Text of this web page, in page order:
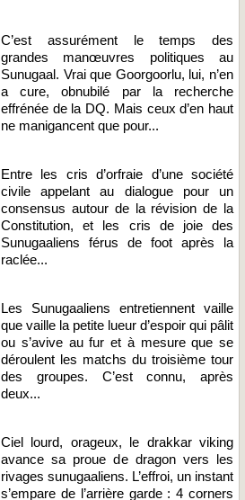
C’est assurément le temps des
grandes manœuvres politiques au
Sunugaal. Vrai que Goorgoorlu, lui, n’en
a cure, obnubilé par la recherche
effrénée de la DQ. Mais ceux d’en haut
ne manigancent que pour...
Entre les cris d’orfraie d’une société
civile appelant au dialogue pour un
consensus autour de la révision de la
Constitution, et les cris de joie des
Sunugaaliens férus de foot après la
raclée...
Les Sunugaaliens entretiennent vaille
que vaille la petite lueur d’espoir qui pâlit
ou s’avive au fur et à mesure que se
déroulent les matchs du troisième tour
des groupes. C’est connu, après
deux...
Ciel lourd, orageux, le drakkar viking
avance sa proue de dragon vers les
rivages sunugaaliens. L’effroi, un instant
s’empare de l’arrière garde : 4 corners